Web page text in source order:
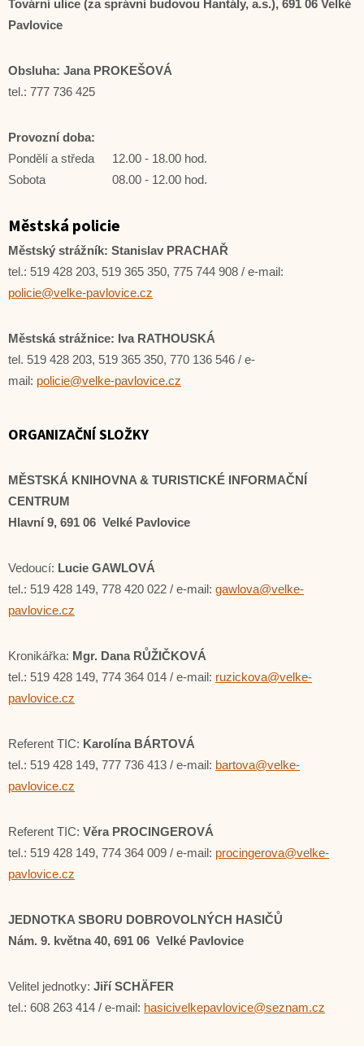
Tovární ulice (za správní budovou Hantály, a.s.), 691 06 Velké
Pavlovice
Obsluha: Jana PROKEŠOVÁ
tel.: 777 736 425
Provozní doba:
Pondělí a středa
12.00 - 18.00 hod.
Sobota
08.00 - 12.00 hod.
Městská policie
Městský strážník: Stanislav PRACHAŘ
tel.: 519 428 203, 519 365 350, 775 744 908 / e-mail:
policie@velke-pavlovice.cz
Městská strážnice: Iva RATHOUSKÁ
tel. 519 428 203, 519 365 350, 770 136 546 / e-
mail: policie@velke-pavlovice.cz
ORGANIZAČNÍ SLOŽKY
MĚSTSKÁ KNIHOVNA & TURISTICKÉ INFORMAČNÍ
CENTRUM
Hlavní 9, 691 06 Velké Pavlovice
Vedoucí: Lucie GAWLOVÁ
tel.: 519 428 149, 778 420 022 / e-mail: gawlova@velke-
pavlovice.cz
Kronikářka: Mgr. Dana RŮŽIČKOVÁ
tel.: 519 428 149, 774 364 014 / e-mail: ruzickova@velke-
pavlovice.cz
Referent TIC: Karolína BÁRTOVÁ
tel.: 519 428 149, 777 736 413 / e-mail: bartova@velke-
pavlovice.cz
Referent TIC: Věra PROCINGEROVÁ
tel.: 519 428 149, 774 364 009 / e-mail: procingerova@velke-
pavlovice.cz
JEDNOTKA SBORU DOBROVOLNÝCH HASIČŮ
Nám. 9. května 40, 691 06 Velké Pavlovice
Velitel jednotky: Jiří SCHÄFER
tel.: 608 263 414 / e-mail: hasicivelkepavlovice@seznam.cz